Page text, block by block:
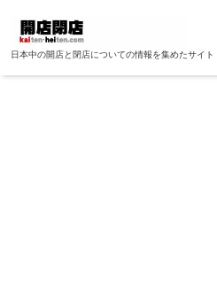
日本中の開店と閉店についての情報を集めたサイト